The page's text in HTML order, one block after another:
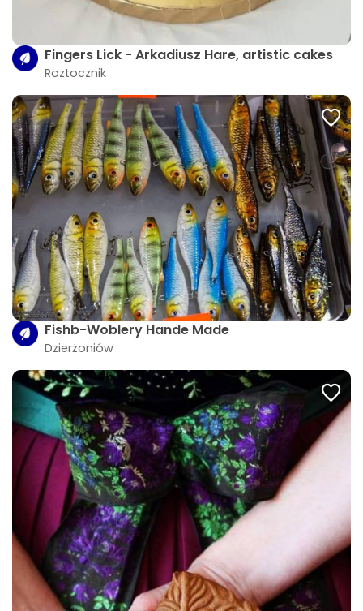
Fingers Lick - Arkadiusz Hare, artistic cakes
Roztocznik
Fishb-Woblery Hande Made
Dzierżoniów